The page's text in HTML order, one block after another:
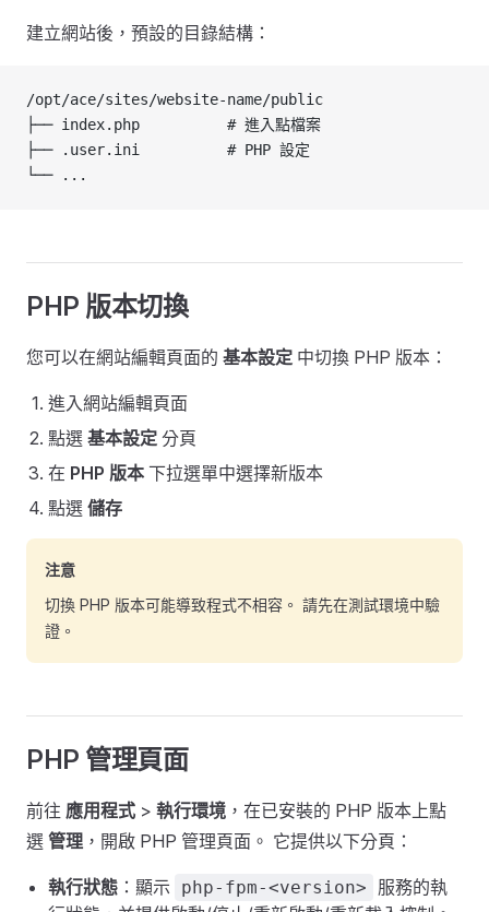
建立網站後，預設的目錄結構：
/opt/ace/sites/website-name/public
├── index.php          # 進入點檔案
├── .user.ini          # PHP 設定
└── ...
PHP 版本切換
您可以在網站編輯頁面的 基本設定 中切換 PHP 版本：
進入網站編輯頁面
點選 基本設定 分頁
在 PHP 版本 下拉選單中選擇新版本
點選 儲存
注意
切換 PHP 版本可能導致程式不相容。 請先在測試環境中驗
證。
PHP 管理頁面
前往 應用程式 > 執行環境 ，在已安裝的 PHP 版本上點
選 管理 ，開啟 PHP 管理頁面。 它提供以下分頁：
執行狀態 ：顯示 php-fpm-<version>
服務的執